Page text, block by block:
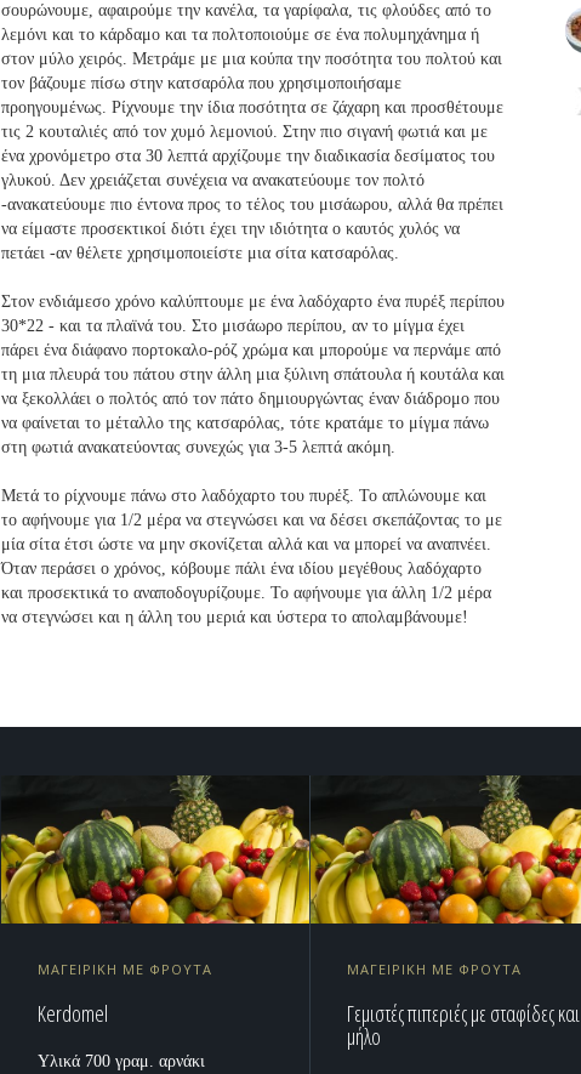
σουρώνουμε, αφαιρούμε την κανέλα, τα γαρίφαλα, τις φλούδες από το
λεμόνι και το κάρδαμο και τα πολτοποιούμε σε ένα πολυμηχάνημα ή
στον μύλο χειρός. Μετράμε με μια κούπα την ποσότητα του πολτού και
τον βάζουμε πίσω στην κατσαρόλα που χρησιμοποιήσαμε
προηγουμένως. Ρίχνουμε την ίδια ποσότητα σε ζάχαρη και προσθέτουμε
τις 2 κουταλιές από τον χυμό λεμονιού. Στην πιο σιγανή φωτιά και με
ένα χρονόμετρο στα 30 λεπτά αρχίζουμε την διαδικασία δεσίματος του
γλυκού. Δεν χρειάζεται συνέχεια να ανακατεύουμε τον πολτό
-ανακατεύουμε πιο έντονα προς το τέλος του μισάωρου, αλλά θα πρέπει
να είμαστε προσεκτικοί διότι έχει την ιδιότητα ο καυτός χυλός να
πετάει -αν θέλετε χρησιμοποιείστε μια σίτα κατσαρόλας.
Στον ενδιάμεσο χρόνο καλύπτουμε με ένα λαδόχαρτο ένα πυρέξ περίπου
30*22 - και τα πλαϊνά του. Στο μισάωρο περίπου, αν το μίγμα έχει
πάρει ένα διάφανο πορτοκαλο-ρόζ χρώμα και μπορούμε να περνάμε από
τη μια πλευρά του πάτου στην άλλη μια ξύλινη σπάτουλα ή κουτάλα και
να ξεκολλάει ο πολτός από τον πάτο δημιουργώντας έναν διάδρομο που
να φαίνεται το μέταλλο της κατσαρόλας, τότε κρατάμε το μίγμα πάνω
στη φωτιά ανακατεύοντας συνεχώς για 3-5 λεπτά ακόμη.
Μετά το ρίχνουμε πάνω στο λαδόχαρτο του πυρέξ. Το απλώνουμε και
το αφήνουμε για 1/2 μέρα να στεγνώσει και να δέσει σκεπάζοντας το με
μία σίτα έτσι ώστε να μην σκονίζεται αλλά και να μπορεί να αναπνέει.
Όταν περάσει ο χρόνος, κόβουμε πάλι ένα ιδίου μεγέθους λαδόχαρτο
και προσεκτικά το αναποδογυρίζουμε. Το αφήνουμε για άλλη 1/2 μέρα
να στεγνώσει και η άλλη του μεριά και ύστερα το απολαμβάνουμε!
ΜΑΓΕΙΡΙΚΗ ΜΕ ΦΡΟΥΤΑ
Kerdomel
Υλικά 700 γραμ. αρνάκι
ΜΑΓΕΙΡΙΚΗ ΜΕ ΦΡΟΥΤΑ
Γεμιστές πιπεριές με σταφίδες και
μήλο